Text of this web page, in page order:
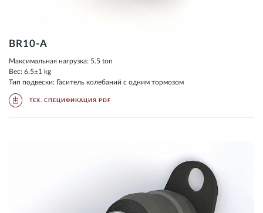
BR10-A
Максимальная нагрузка: 5.5 ton
Вес: 6.5±1 kg
Тип подвески: Гаситель колебаний с одним тормозом
ТЕХ. СПЕЦИФИКАЦИЯ PDF